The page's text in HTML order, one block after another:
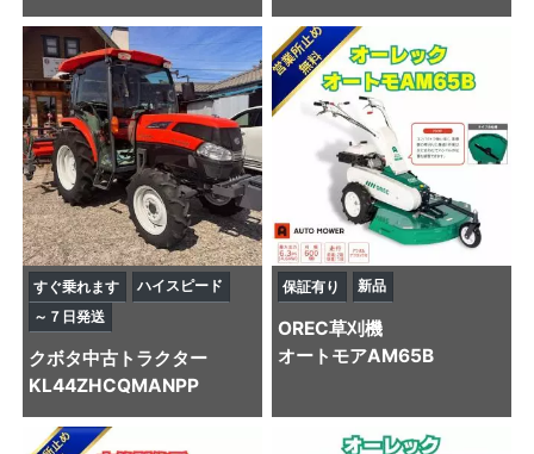
すぐ乗れます
ハイスピード
～７日発送
クボタ中古トラクター
KL44ZHCQMANPP
保証有り 新品
OREC草刈機
オートモアAM65B